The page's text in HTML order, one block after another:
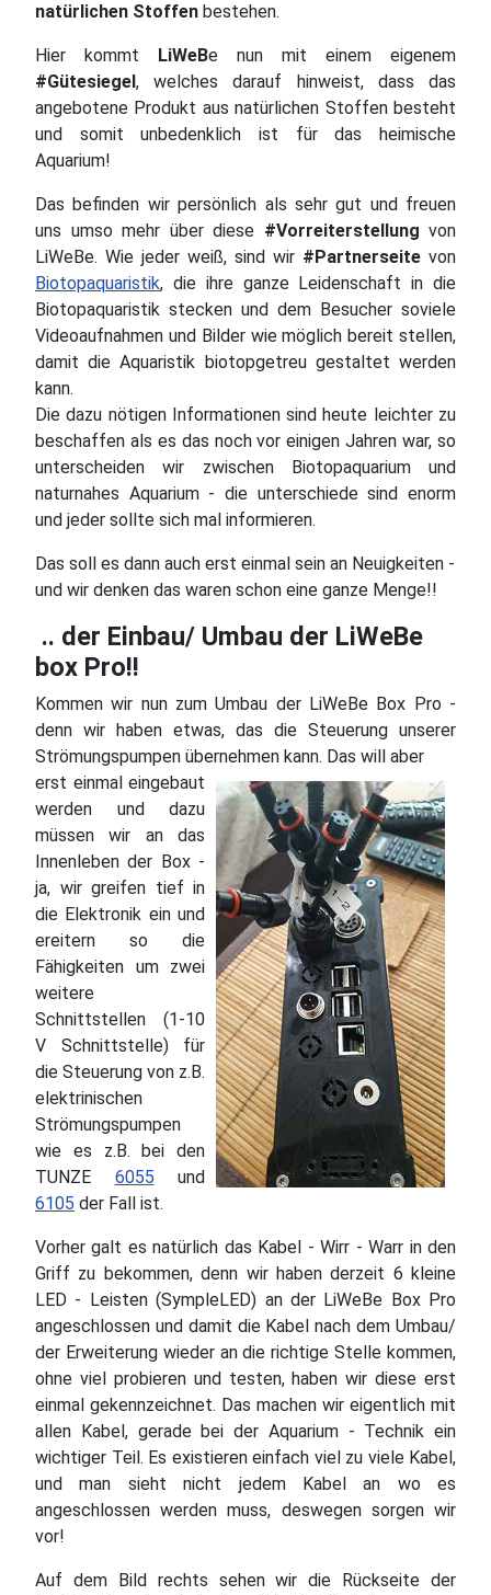
natürlichen Stoffen bestehen.
Hier kommt LiWeBe nun mit einem eigenem
#Gütesiegel, welches darauf hinweist, dass das
angebotene Produkt aus natürlichen Stoffen besteht
und somit unbedenklich ist für das heimische
Aquarium!
Das befinden wir persönlich als sehr gut und freuen
uns umso mehr über diese #Vorreiterstellung von
LiWeBe. Wie jeder weiß, sind wir #Partnerseite von
Biotopaquaristik, die ihre ganze Leidenschaft in die
Biotopaquaristik stecken und dem Besucher soviele
Videoaufnahmen und Bilder wie möglich bereit stellen,
damit die Aquaristik biotopgetreu gestaltet werden
kann.
Die dazu nötigen Informationen sind heute leichter zu
beschaffen als es das noch vor einigen Jahren war, so
unterscheiden wir zwischen Biotopaquarium und
naturnahes Aquarium - die unterschiede sind enorm
und jeder sollte sich mal informieren.
Das soll es dann auch erst einmal sein an Neuigkeiten -
und wir denken das waren schon eine ganze Menge!!
.. der Einbau/ Umbau der LiWeBe
box Pro!!
Kommen wir nun zum Umbau der LiWeBe Box Pro -
denn wir haben etwas, das die Steuerung unserer
Strömungspumpen übernehmen kann. Das will aber
erst einmal eingebaut
werden und dazu
müssen wir an das
Innenleben der Box -
ja, wir greifen tief in
die Elektronik ein und
ereitern so die
Fähigkeiten um zwei
weitere
Schnittstellen (1-10
V Schnittstelle) für
die Steuerung von z.B.
elektrinischen
Strömungspumpen
wie es z.B. bei den
TUNZE 6055 und
6105 der Fall ist.
Vorher galt es natürlich das Kabel - Wirr - Warr in den
Griff zu bekommen, denn wir haben derzeit 6 kleine
LED - Leisten (SympleLED) an der LiWeBe Box Pro
angeschlossen und damit die Kabel nach dem Umbau/
der Erweiterung wieder an die richtige Stelle kommen,
ohne viel probieren und testen, haben wir diese erst
einmal gekennzeichnet. Das machen wir eigentlich mit
allen Kabel, gerade bei der Aquarium - Technik ein
wichtiger Teil. Es existieren einfach viel zu viele Kabel,
und man sieht nicht jedem Kabel an wo es
angeschlossen werden muss, deswegen sorgen wir
vor!
Auf dem Bild rechts sehen wir die Rückseite der